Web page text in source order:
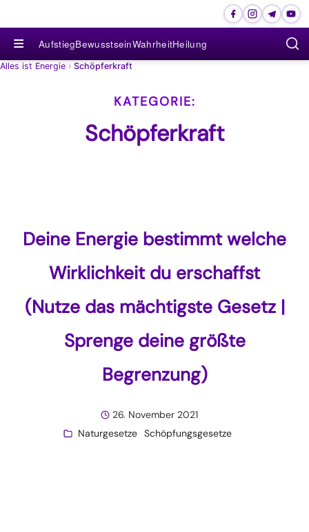
≡ AufstiegBewusstseinWahrheitHeilung
Alles ist Energie › Schöpferkraft
Schöpferkraft
Deine Energie bestimmt welche
Wirklichkeit du erschaffst
(Nutze das mächtigste Gesetz |
Sprenge deine größte
Begrenzung)
26. November 2021
Naturgesetze Schöpfungsgesetze